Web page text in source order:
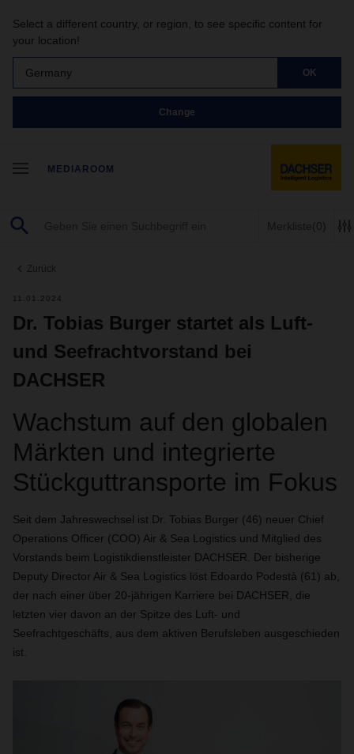
Select a different country, or region, to see specific content for
your location!
Germany OK
Change
MEDIAROOM
Merkliste(0)
Zurück
11.01.2024
Dr. Tobias Burger startet als Luft-
und Seefrachtvorstand bei
DACHSER
Wachstum auf den globalen
Märkten und integrierte
Stückguttransporte im Fokus
Seit dem Jahreswechsel ist Dr. Tobias Burger (46) neuer Chief
Operations Officer (COO) Air & Sea Logistics und Mitglied des
Vorstands beim Logistikdienstleister DACHSER. Der bisherige
Deputy Director Air & Sea Logistics löst Edoardo Podestà (61) ab,
der nach einer über 20-jährigen Karriere bei DACHSER, die
letzten vier davon an der Spitze des Luft- und
Seefrachtgeschäfts, aus dem aktiven Berufsleben ausgeschieden
ist.